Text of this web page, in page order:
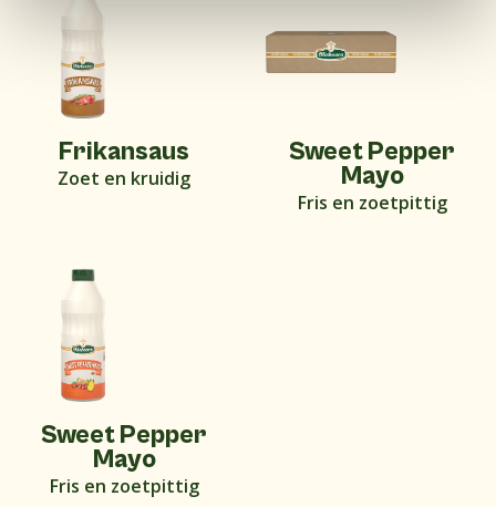
Frikansaus
Zoet en kruidig
Sweet Pepper
Mayo
Fris en zoetpittig
Sweet Pepper
Mayo
Fris en zoetpittig